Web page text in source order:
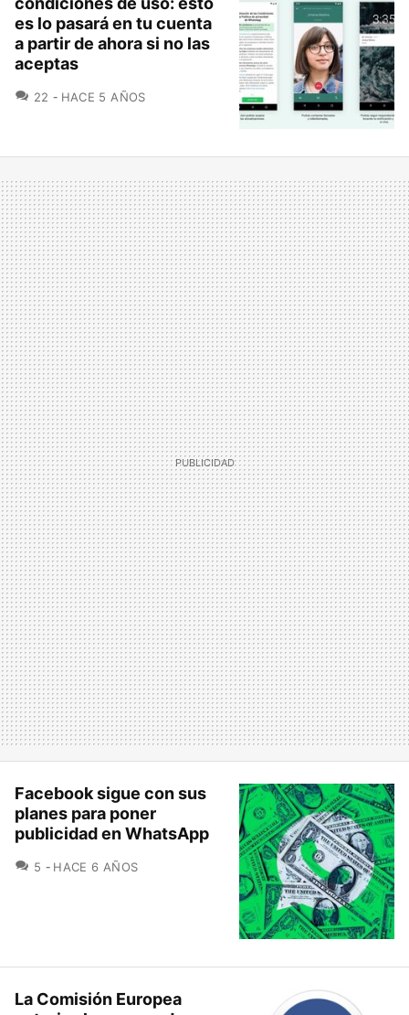
es lo pasará en tu cuenta
a partir de ahora si no las
aceptas
22 COMENTARIOS
HACE 5 AÑOS
Facebook sigue con sus
planes para poner
publicidad en WhatsApp
5 COMENTARIOS
HACE 6 AÑOS
La Comisión Europea